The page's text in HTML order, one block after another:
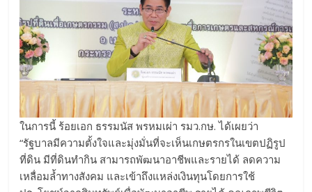
ในการนี้ ร้อยเอก ธรรมนัส พรหมเผ่า รมว.กษ. ได้เผยว่า
“รัฐบาลมีความตั้งใจและมุ่งมั่นที่จะเห็นเกษตรกรในเขตปฏิรูป
ที่ดิน มีที่ดินทำกิน สามารถพัฒนาอาชีพและรายได้ ลดความ
เหลื่อมล้ำทางสังคม และเข้าถึงแหล่งเงินทุนโดยการใช้